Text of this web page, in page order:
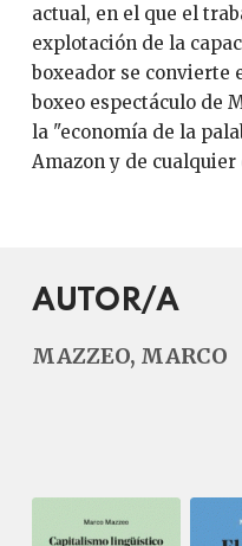
actual, en el que el
explotación de la
boxeador se convierte
boxeo espectáculo de
la "economía de la
Amazon y de cualquier
AUTOR/A
MAZZEO, MARCO